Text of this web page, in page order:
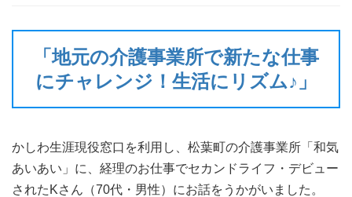
「地元の介護事業所で新たな仕事
にチャレンジ！生活にリズム♪」
かしわ生涯現役窓口を利用し、松葉町の介護事業所「和気
あいあい」に、経理のお仕事でセカンドライフ・デビュー
されたKさん（70代・男性）にお話をうかがいました。